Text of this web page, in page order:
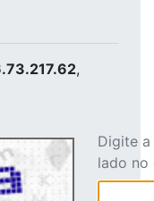
,
Digite
lado no